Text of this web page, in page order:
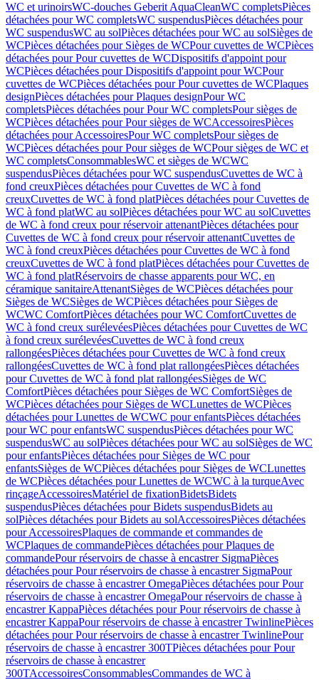
WC et urinoirsWC-douches Geberit AquaCleanWC completsPièces
détachées pour WC completsWC suspendusPièces détachées pour
WC suspendusWC au solPièces détachées pour WC au solSièges de
WCPièces détachées pour Sièges de WCPour cuvettes de WCPièces
détachées pour Pour cuvettes de WCDispositifs d'appoint pour
WCPièces détachées pour Dispositifs d'appoint pour WCPour
cuvettes de WCPièces détachées pour Pour cuvettes de WCPlaques
designPièces détachées pour Plaques designPour WC
completsPièces détachées pour Pour WC completsPour sièges de
WCPièces détachées pour Pour sièges de WCAccessoiresPièces
détachées pour AccessoiresPour WC completsPour sièges de
WCPièces détachées pour Pour sièges de WCPour sièges de WC et
WC completsConsommablesWC et sièges de WCWC
suspendusPièces détachées pour WC suspendusCuvettes de WC à
fond creuxPièces détachées pour Cuvettes de WC à fond
creuxCuvettes de WC à fond platPièces détachées pour Cuvettes de
WC à fond platWC au solPièces détachées pour WC au solCuvettes
de WC à fond creux pour réservoir attenantPièces détachées pour
Cuvettes de WC à fond creux pour réservoir attenantCuvettes de
WC à fond creuxPièces détachées pour Cuvettes de WC à fond
creuxCuvettes de WC à fond platPièces détachées pour Cuvettes de
WC à fond platRéservoirs de chasse apparents pour WC, en
céramique sanitaireAttenantSièges de WCPièces détachées pour
Sièges de WCSièges de WCPièces détachées pour Sièges de
WCWC ComfortPièces détachées pour WC ComfortCuvettes de
WC à fond creux surélevéesPièces détachées pour Cuvettes de WC
à fond creux surélevéesCuvettes de WC à fond creux
rallongéesPièces détachées pour Cuvettes de WC à fond creux
rallongéesCuvettes de WC à fond plat rallongéesPièces détachées
pour Cuvettes de WC à fond plat rallongéesSièges de WC
ComfortPièces détachées pour Sièges de WC ComfortSièges de
WCPièces détachées pour Sièges de WCLunettes de WCPièces
détachées pour Lunettes de WCWC pour enfantsPièces détachées
pour WC pour enfantsWC suspendusPièces détachées pour WC
suspendusWC au solPièces détachées pour WC au solSièges de WC
pour enfantsPièces détachées pour Sièges de WC pour
enfantsSièges de WCPièces détachées pour Sièges de WCLunettes
de WCPièces détachées pour Lunettes de WCWC à la turqueAvec
rinçageAccessoiresMatériel de fixationBidetsBidets
suspendusPièces détachées pour Bidets suspendusBidets au
solPièces détachées pour Bidets au solAccessoiresPièces détachées
pour AccessoiresPlaques de commande et commandes de
WCPlaques de commandePièces détachées pour Plaques de
commandePour réservoirs de chasse à encastrer SigmaPièces
détachées pour Pour réservoirs de chasse à encastrer SigmaPour
réservoirs de chasse à encastrer OmegaPièces détachées pour Pour
réservoirs de chasse à encastrer OmegaPour réservoirs de chasse à
encastrer KappaPièces détachées pour Pour réservoirs de chasse à
encastrer KappaPour réservoirs de chasse à encastrer TwinlinePièces
détachées pour Pour réservoirs de chasse à encastrer TwinlinePour
réservoirs de chasse à encastrer 300TPièces détachées pour Pour
réservoirs de chasse à encastrer
300TAccessoiresConsommablesCommandes de WC à